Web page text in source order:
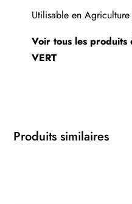
Utilisable en
Voir tous les
VERT
Produits similaires